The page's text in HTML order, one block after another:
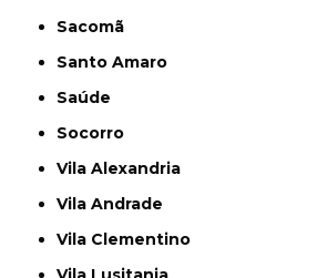
Sacomã
Santo Amaro
Saúde
Socorro
Vila Alexandria
Vila Andrade
Vila Clementino